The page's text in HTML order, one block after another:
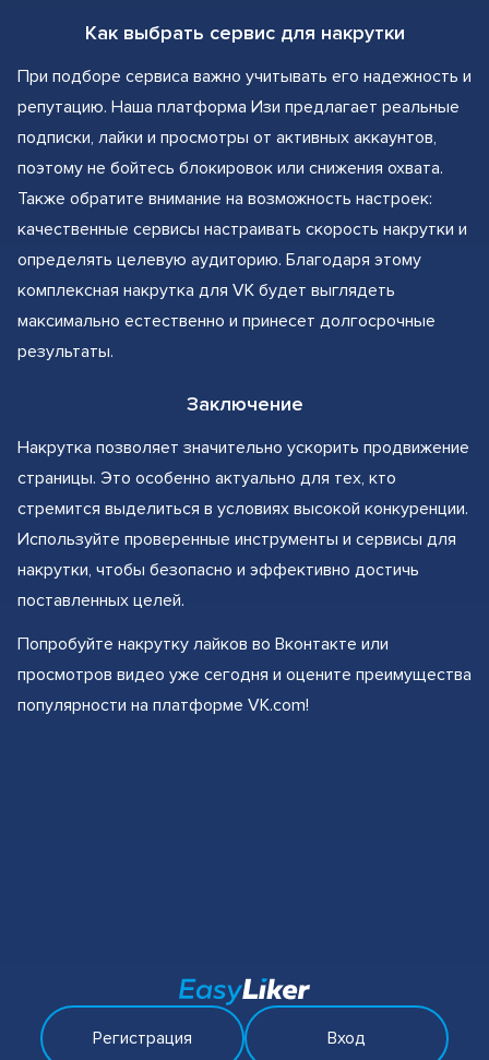
Как выбрать сервис для накрутки
При подборе сервиса важно учитывать его надежность и
репутацию. Наша платформа Изи предлагает реальные
подписки, лайки и просмотры от активных аккаунтов,
поэтому не бойтесь блокировок или снижения охвата.
Также обратите внимание на возможность настроек:
качественные сервисы настраивать скорость накрутки и
определять целевую аудиторию. Благодаря этому
комплексная накрутка для VK будет выглядеть
максимально естественно и принесет долгосрочные
результаты.
Заключение
Накрутка позволяет значительно ускорить продвижение
страницы. Это особенно актуально для тех, кто
стремится выделиться в условиях высокой конкуренции.
Используйте проверенные инструменты и сервисы для
накрутки, чтобы безопасно и эффективно достичь
поставленных целей.
Попробуйте накрутку лайков во Вконтакте или
просмотров видео уже сегодня и оцените преимущества
популярности на платформе VK.com!
Регистрация Вход